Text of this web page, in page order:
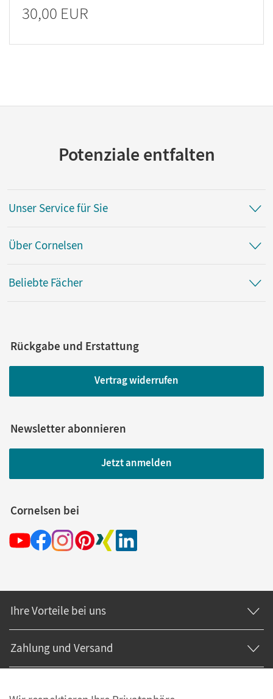
30,00 EUR
Potenziale entfalten
Unser Service für Sie
Über Cornelsen
Beliebte Fächer
Rückgabe und Erstattung
Vertrag widerrufen
Newsletter abonnieren
Jetzt anmelden
Cornelsen bei
Ihre Vorteile bei uns
Zahlung und Versand